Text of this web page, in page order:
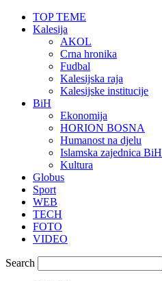
TOP TEME
Kalesija
AKOL
Crna hronika
Fudbal
Kalesijska raja
Kalesijske institucije
BiH
Ekonomija
HORION BOSNA
Humanost na djelu
Islamska zajednica BiH
Kultura
Globus
Sport
WEB
TECH
FOTO
VIDEO
Search